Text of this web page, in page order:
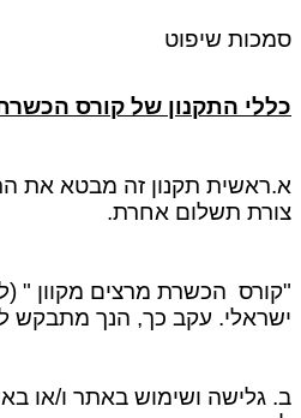
סמכות שיפוט
כללי התקנון של קורס
א.ראשית תקנון זה מבטא את
צורת תשלום אחרת.
"קורס הכשרת מרצים מקוון "
ישראלי. עקב כך, הנך מתבקש
ב. גלישה ושימוש באתר ו/או